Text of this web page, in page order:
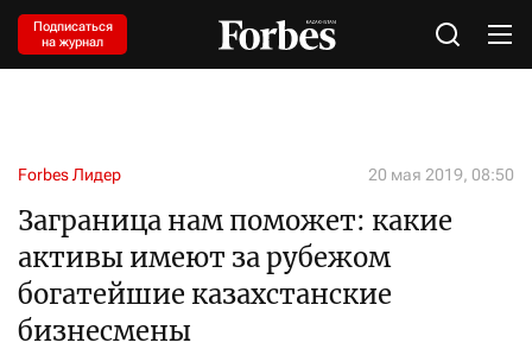
Подписаться
на журнал
Forbes Лидер 20 мая 2019, 08:50
Заграница нам поможет: какие
активы имеют за рубежом
богатейшие казахстанские
бизнесмены